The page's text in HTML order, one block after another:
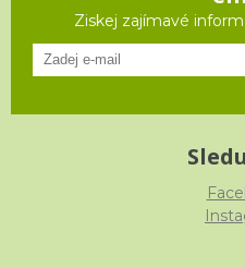
Ziskej zajímavé